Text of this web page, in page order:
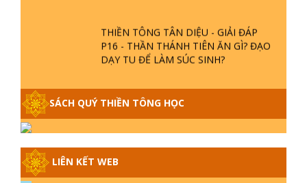
THIỀN TÔNG TÂN DIỆU - GIẢI ĐÁP
P16 - THẦN THÁNH TIÊN ĂN GÌ? ĐẠO
DẠY TU ĐỂ LÀM SÚC SINH?
GIẢI ĐÁP THIỀN TÔNG P15 - TỔ
CHỨC LOÀI CÔ HỒN - GIÁO LÝ ĐẠO
PHẬT KHI NÀO XUẤT BẢN
GIẢI ĐÁP THIỀN TÔNG ĐẶC BIỆT -
SÁCH QUÝ THIỀN TÔNG HỌC
LIÊN KẾT WEB